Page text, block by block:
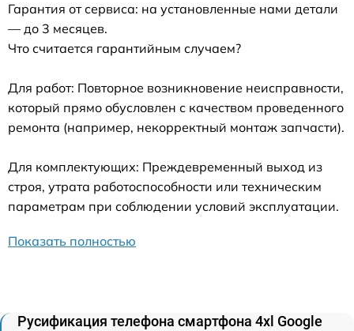
Гарантия от сервиса: на установленные нами детали
— до 3 месяцев.
Что считается гарантийным случаем?
Для работ: Повторное возникновение неисправности,
который прямо обусловлен с качеством проведенного
ремонта (например, некорректный монтаж запчасти).
Для комплектующих: Преждевременный выход из
строя, утрата работоспособности или техническим
параметрам при соблюдении условий эксплуатации.
Показать полностью
Русификация телефона смартфона 4xl Google